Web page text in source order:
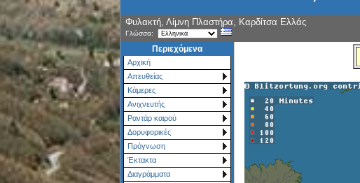
Φυλακτή, Λίμνη Πλαστήρα, Καρδίτσα Ελλάς
Γλώσσα:
Περιεχόμενα
Αρχική
Απευθείας
Κάμερες
Ανιχνευτής
Ραντάρ καιρού
Δορυφορικές
Πρόγνωση
Έκτακτα
Διαγράμματα